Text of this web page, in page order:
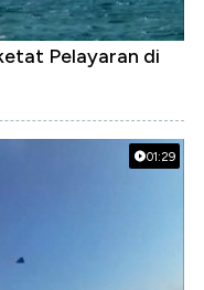
Pelayaran di
01:29